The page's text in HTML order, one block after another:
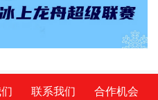
愈发凸显，从电网延伸到锂电
题ETF到新能源公募REITs，公
多元化的产品矩阵，打通能源产
联系我们
合作机会